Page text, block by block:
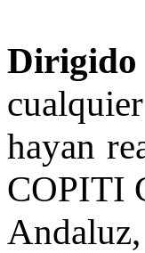
Dirigido
hayan
COPITI